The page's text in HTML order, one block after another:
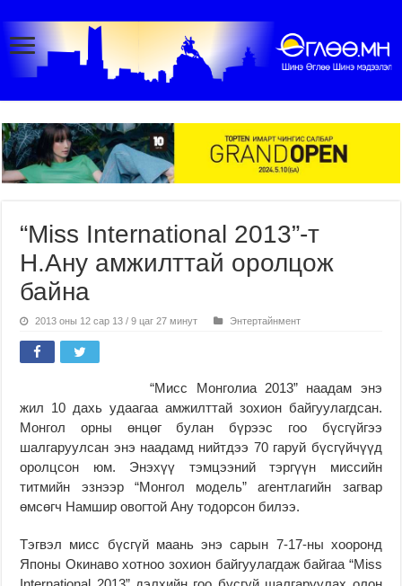
“Miss International 2013”-т
Н.Ану амжилттай оролцож
байна
2013 оны 12 сар 13 / 9 цаг 27 минут Энтертайнмент
“Мисс Монголиа 2013” наадам энэ
жил 10 дахь удаагаа амжилттай зохион байгуулагдсан.
Монгол орны өнцөг булан бүрээс гоо бүсгүйгээ
шалгаруулсан энэ наадамд нийтдээ 70 гаруй бүсгүйчүүд
оролцсон юм. Энэхүү тэмцээний тэргүүн миссийн
титмийн эзнээр “Монгол модель” агентлагийн загвар
өмсөгч Намшир овогтой Ану тодорсон билээ.
Тэгвэл мисс бүсгүй маань энэ сарын 7-17-ны хооронд
Японы Окинаво хотноо зохион байгуулагдаж байгаа “Miss